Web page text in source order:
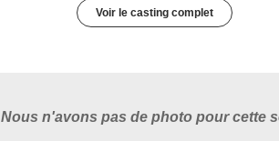
Voir le casting complet
Nous n'avons pas de photo pour cette